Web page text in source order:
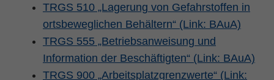
TRGS 510 „Lagerung von Gefahrstoffen in
ortsbeweglichen Behältern“ (Link: BAuA)
TRGS 555 „Betriebsanweisung und
Information der Beschäftigten“ (Link: BAuA)
TRGS 900 „Arbeitsplatzgrenzwerte“ (Link: